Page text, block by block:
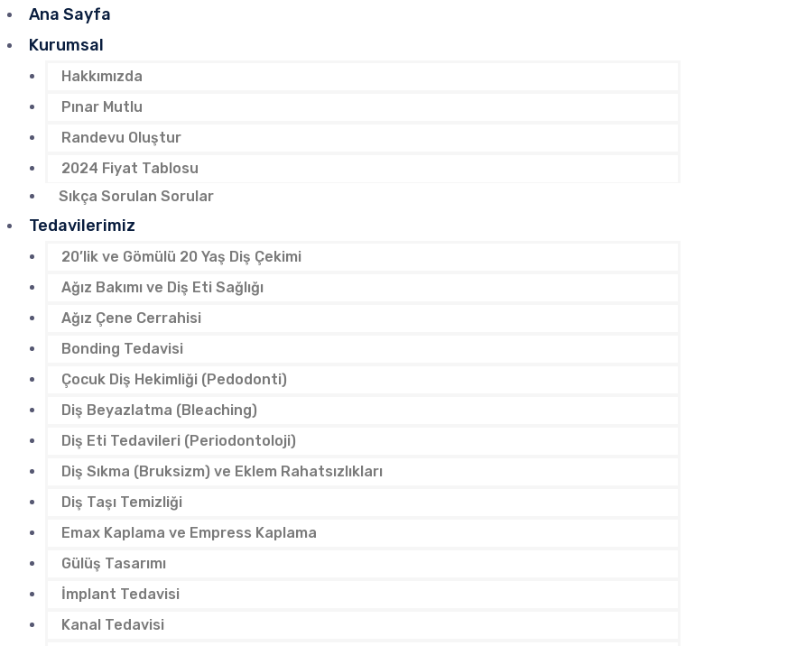
Ana Sayfa
Kurumsal
Hakkımızda
Pınar Mutlu
Randevu Oluştur
2024 Fiyat Tablosu
Sıkça Sorulan Sorular
Tedavilerimiz
20’lik ve Gömülü 20 Yaş Diş Çekimi
Ağız Bakımı ve Diş Eti Sağlığı
Ağız Çene Cerrahisi
Bonding Tedavisi
Çocuk Diş Hekimliği (Pedodonti)
Diş Beyazlatma (Bleaching)
Diş Eti Tedavileri (Periodontoloji)
Diş Sıkma (Bruksizm) ve Eklem Rahatsızlıkları
Diş Taşı Temizliği
Emax Kaplama ve Empress Kaplama
Gülüş Tasarımı
İmplant Tedavisi
Kanal Tedavisi